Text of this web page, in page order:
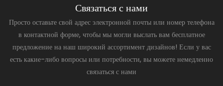
Связаться с нами
Просто оставьте свой адрес электронной почты или номер телефона
в контактной форме, чтобы мы могли выслать вам бесплатное
предложение на наш широкий ассортимент дизайнов! Если у вас
есть какие-либо вопросы или потребности, вы можете немедленно
связаться с нами